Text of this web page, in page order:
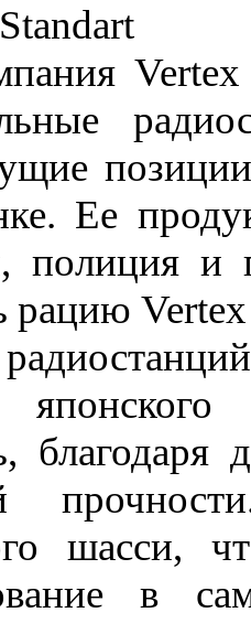
Ее
полиция и
рацию
благодаря
шасси,
в